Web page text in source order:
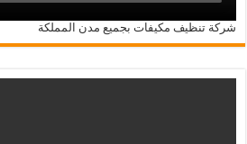
شركة تنظيف مكيفات بجميع مدن المملكة